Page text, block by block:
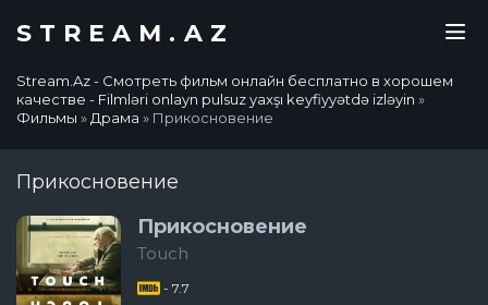
STREAM.AZ
Stream.Az - Смотреть фильм онлайн бесплатно в хорошем
качестве - Filmləri onlayn pulsuz yaxşı keyfiyyətdə izləyin »
Фильмы » Драма » Прикосновение
Прикосновение
Прикосновение
Touch
- 7.7